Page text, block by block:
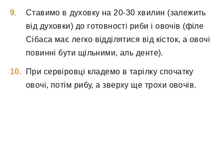
Ставимо в духовку на 20-30 хвилин (залежить
від духовки) до готовності риби і овочів (філе
Сібаса має легко відділятися від кісток, а овочі
повинні бути щільними, аль денте).
При сервіровці кладемо в тарілку спочатку
овочі, потім рибу, а зверху ще трохи овочів.